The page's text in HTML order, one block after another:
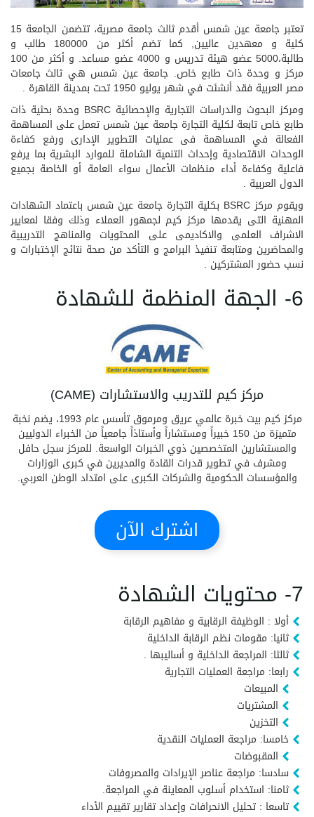
تعتبر جامعة عين شمس أقدم ثالث جامعة مصرية، تتضمن الجامعة 15
كلية و معهدين عاليين, كما تضم أكثر من 180000 طالب و
طالبة،5000 عضو هيئة تدريس و 4000 عضو مساعد. و أكثر من 100
مركز و وحدة ذات طابع خاص. جامعة عين شمس هي ثالث جامعات
مصر العربية فقد أنشئت في شهر يوليو 1950 تحت بمدينة القاهرة .
ومركز البحوث والدراسات التجارية والإحصائية BSRC وحدة بحثية ذات
طابع خاص تابعة لكلية التجارة جامعة عين شمس تعمل على المساهمة
الفعالة في المساهمة فى عمليات التطوير الإدارى ورفع كفاءة
الوحدات الاقتصادية وإحداث التنمية الشاملة للموارد البشرية بما يرفع
فاعلية وكفاءة أداء منظمات الأعمال سواء العامة أو الخاصة بجميع
الدول العربية .
ويقوم مركز BSRC بكلية التجارة جامعة عين شمس باعتماد الشهادات
المهنية التى يقدمها مركز كيم لجمهور العملاء وذلك وفقا لمعايير
الاشراف العلمى والاكاديمى على المحتويات والمناهج التدريبية
والمحاضرين ومتابعة تنفيذ البرامج و التأكد من صحة نتائج الإختبارات و
نسب حضور المشتركين .
6- الجهة المنظمة للشهادة
مركز كيم للتدريب والاستشارات (CAME)
مركز كيم بيت خبرة عالمي عريق ومرموق تأسس عام 1993، يضم نخبة
متميزة من 150 خبيراً ومستشاراً وأستاذاً جامعياً من الخبراء الدوليين
والمستشارين المتخصصين ذوي الخبرات الواسعة. للمركز سجل حافل
ومشرف في تطوير قدرات القادة والمديرين في كبرى الوزارات
والمؤسسات الحكومية والشركات الكبرى على امتداد الوطن العربي.
اشترك الآن
7- محتويات الشهادة
أولا : الوظيفة الرقابية و مفاهيم الرقابة
ثانيا: مقومات نظم الرقابة الداخلية
ثالثا: المراجعة الداخلية و أساليبها .
رابعا: مراجعة العمليات التجارية
المبيعات
المشتريات
التخزين
خامسا: مراجعة العمليات النقدية
المقبوضات
سادسا: مراجعة عناصر الإيرادات والمصروفات
ثامنا: استخدام أسلوب المعاينة في المراجعة.
تاسعا : تحليل الانحرافات وإعداد تقارير تقييم الأداء